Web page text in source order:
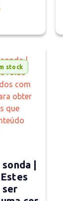
stock
|
ser